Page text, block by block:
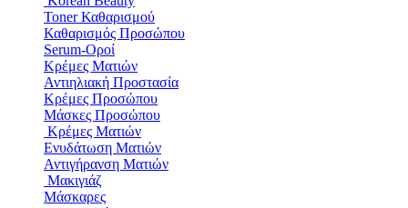
Toner Καθαρισμού
Καθαρισμός Προσώπου
Serum-Οροί
Κρέμες Ματιών
Αντιηλιακή Προστασία
Κρέμες Προσώπου
Μάσκες Προσώπου
Κρέμες Ματιών
Ενυδάτωση Mατιών
Αντιγήρανση Ματιών
Μακιγιάζ
Μάσκαρες